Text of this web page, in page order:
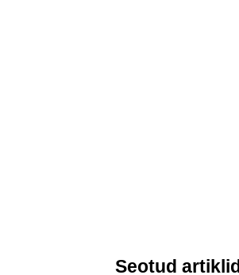
Seotud artiklid